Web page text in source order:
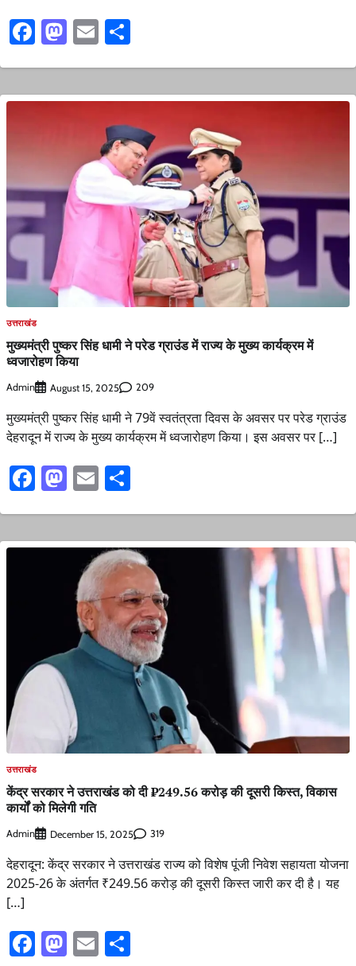
Facebook
Mastodon
Email
उत्तराखंड
मुख्यमंत्री पुष्कर सिंह धामी ने परेड ग्राउंड में राज्य के मुख्य कार्यक्रम में
ध्वजारोहण किया
Admin August 15, 2025 209
मुख्यमंत्री पुष्कर सिंह धामी ने 79वें स्वतंत्रता दिवस के अवसर पर परेड ग्राउंड
देहरादून में राज्य के मुख्य कार्यक्रम में ध्वजारोहण किया। इस अवसर पर […]
Facebook
Mastodon
Email
उत्तराखंड
केंद्र सरकार ने उत्तराखंड को दी ₹249.56 करोड़ की दूसरी किस्त, विकास
कार्यों को मिलेगी गति
Admin December 15, 2025 319
देहरादून: केंद्र सरकार ने उत्तराखंड राज्य को विशेष पूंजी निवेश सहायता योजना
2025-26 के अंतर्गत ₹249.56 करोड़ की दूसरी किस्त जारी कर दी है। यह
[…]
Facebook
Mastodon
Email